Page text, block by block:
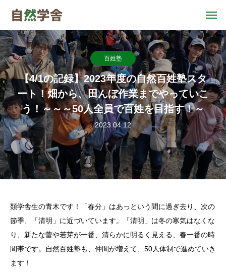
百姓塾
【4/1の記録】2023年度の自然百姓塾スタ
ート！畑から、田んぼ作業までやっていこ
う！～～～50人全員で百姓を目指す！～
2023.04.12
類学舎生の青木です！「春分」はあっという間に過ぎ去り、次の
節季、「清明」に近づいています。「清明」は冬の寒気はなくな
り、新たな蕾や若芽が一番、清らかに明るく見える、春一番の時
間帯です。自然百姓塾も、仲間が増えて、50人体制で進めていき
ます！